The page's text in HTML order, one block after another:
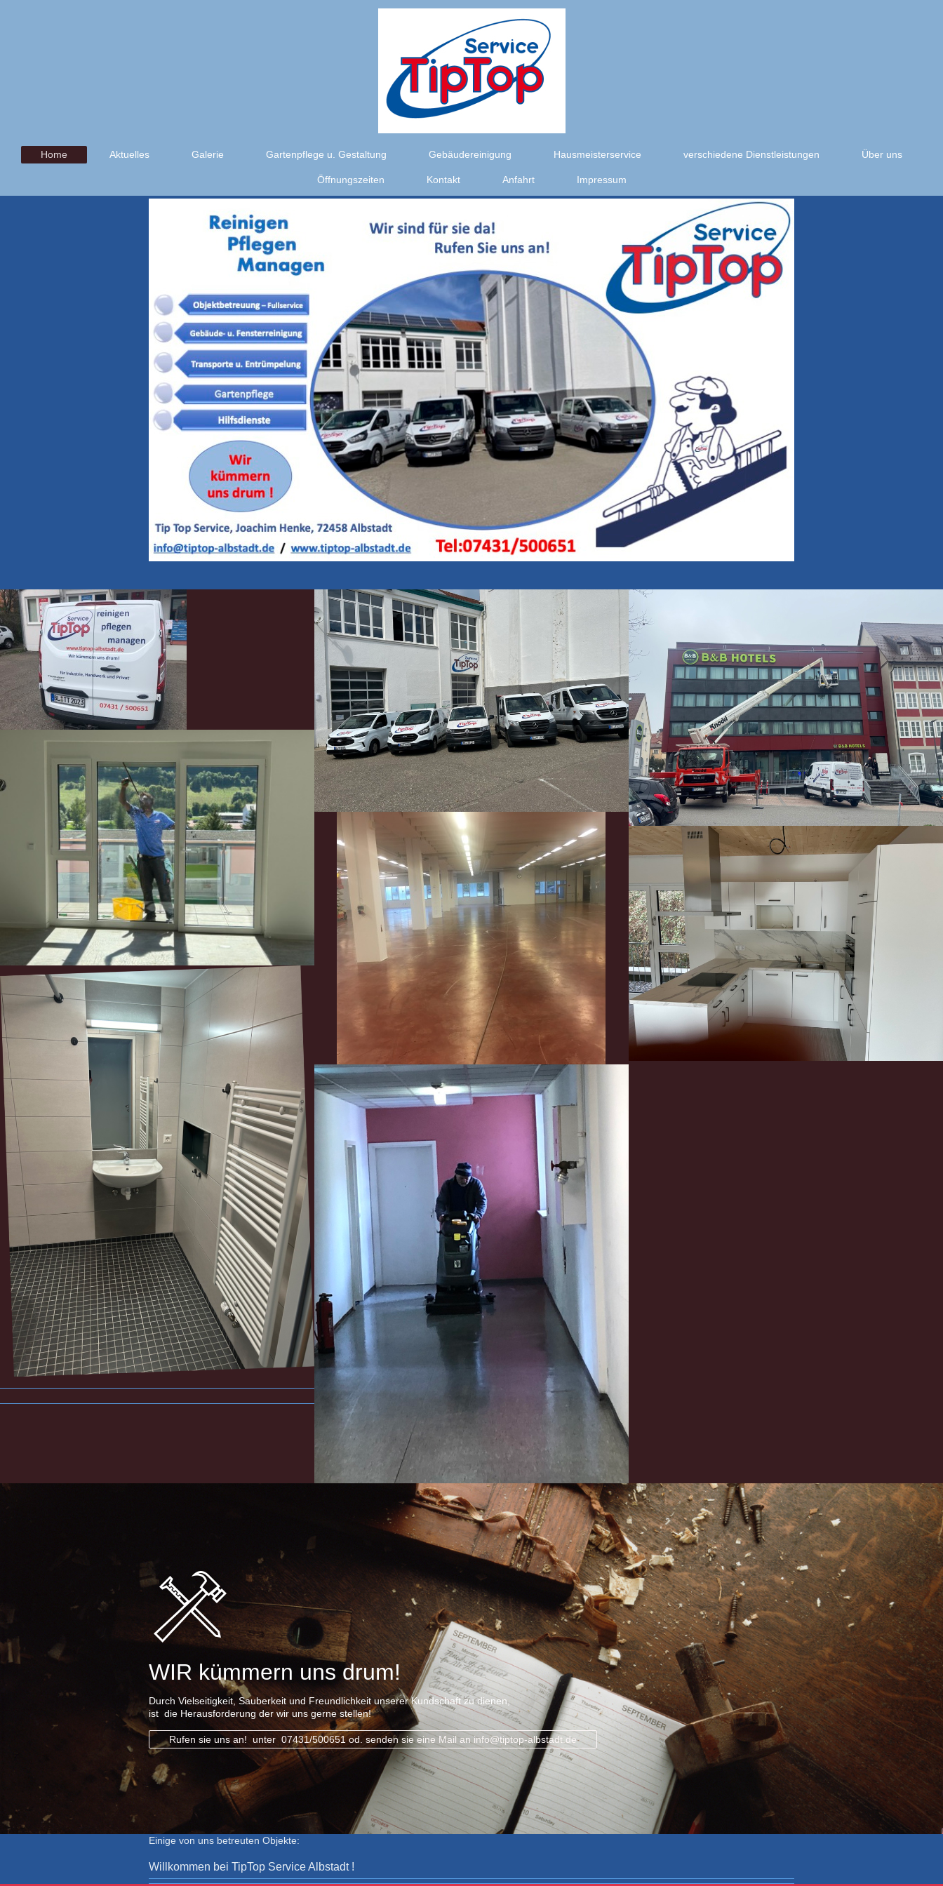
Home Aktuelles Galerie Gartenpflege u. Gestaltung Gebäudereinigung Hausmeisterservice verschiedene Dienstleistungen Über uns
Öffnungszeiten Kontakt Anfahrt Impressum
WIR kümmern uns drum!
Durch Vielseitigkeit, Sauberkeit und Freundlichkeit unserer Kundschaft zu dienen,
ist die Herausforderung der wir uns gerne stellen!
Rufen sie uns an! unter 07431/500651 od. senden sie eine Mail an info@tiptop-albstadt.de
Einige von uns betreuten Objekte:
Willkommen bei TipTop Service Albstadt !